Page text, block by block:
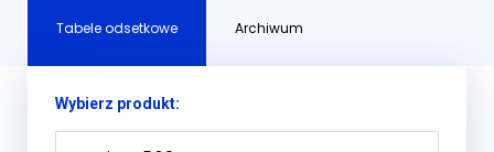
Tabele odsetkowe Archiwum
Wybierz produkt: